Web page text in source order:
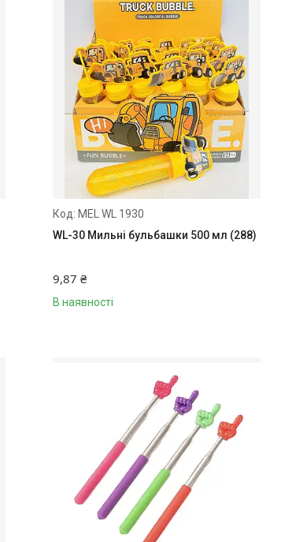
MEL WL 1930
WL-30 Мильні бульбашки 500 мл (288)
9,87 ₴
В наявності